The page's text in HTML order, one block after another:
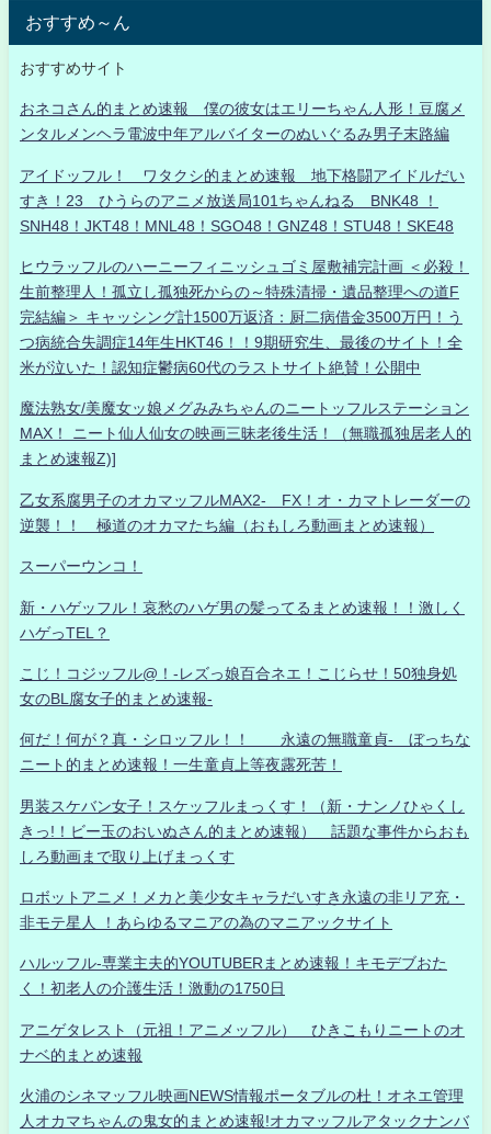
おすすめ～ん
おすすめサイト
おネコさん的まとめ速報 僕の彼女はエリーちゃん人形！豆腐メ
ンタルメンヘラ電波中年アルバイターのぬいぐるみ男子末路編
アイドッフル！ ワタクシ的まとめ速報 地下格闘アイドルだい
すき！23 ひうらのアニメ放送局101ちゃんねる BNK48 ！
SNH48！JKT48！MNL48！SGO48！GNZ48！STU48！SKE48
ヒウラッフルのハーニーフィニッシュゴミ屋敷補完計画 ＜必殺！
生前整理人！孤立し孤独死からの～特殊清掃・遺品整理への道F
完結編＞ キャッシング計1500万返済：厨二病借金3500万円！う
つ病統合失調症14年生HKT46！！9期研究生、最後のサイト！全
米が泣いた！認知症鬱病60代のラストサイト絶賛！公開中
魔法熟女/美魔女ッ娘メグみみちゃんのニートッフルステーション
MAX！ ニート仙人仙女の映画三昧老後生活！（無職孤独居老人的
まとめ速報Z)]
乙女系腐男子のオカマッフルMAX2- FX！オ・カマトレーダーの
逆襲！！ 極道のオカマたち編（おもしろ動画まとめ速報）
スーパーウンコ！
新・ハゲッフル！哀愁のハゲ男の髪ってるまとめ速報！！激しく
ハゲっTEL？
こじ！コジッフル@！-レズっ娘百合ネエ！こじらせ！50独身処
女のBL腐女子的まとめ速報-
何だ！何が？真・シロッフル！！ 永遠の無職童貞- ぼっちな
ニート的まとめ速報！一生童貞上等夜露死苦！
男装スケバン女子！スケッフルまっくす！（新・ナンノひゃくし
きっ!！ビー玉のおいぬさん的まとめ速報） 話題な事件からおも
しろ動画まで取り上げまっくす
ロボットアニメ！メカと美少女キャラだいすき永遠の非リア充・
非モテ星人 ！あらゆるマニアの為のマニアックサイト
ハルッフル-専業主夫的YOUTUBERまとめ速報！キモデブおた
く！初老人の介護生活！激動の1750日
アニゲタレスト（元祖！アニメッフル） ひきこもりニートのオ
ナベ的まとめ速報
火浦のシネマッフル映画NEWS情報ポータブルの杜！オネエ管理
人オカマちゃんの鬼女的まとめ速報!オカマッフルアタックナンバ